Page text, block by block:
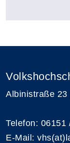
Albinistraße 23
Telefon: 06151
E-Mail: